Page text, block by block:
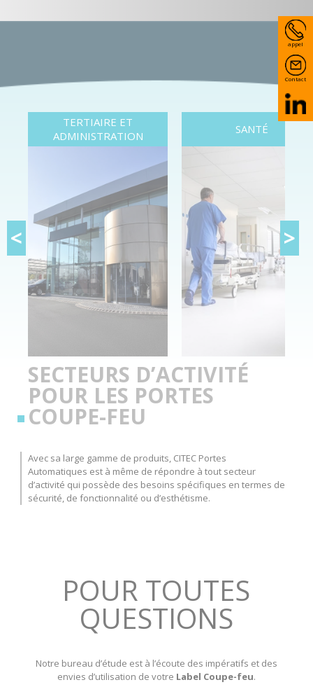
TERTIAIRE ET
ADMINISTRATION
SANTÉ
< >
SECTEURS D’ACTIVITÉ
POUR LES PORTES
COUPE-FEU
Avec sa large gamme de produits, CITEC Portes
Automatiques est à même de répondre à tout secteur
d’activité qui possède des besoins spécifiques en termes de
sécurité, de fonctionnalité ou d’esthétisme.
POUR TOUTES
QUESTIONS
Notre bureau d’étude est à l’écoute des impératifs et des
envies d’utilisation de votre Label Coupe-feu.
appel
Contact